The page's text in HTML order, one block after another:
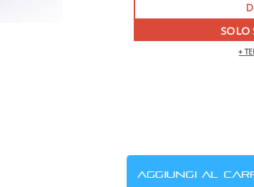
MONTATURA ARMONICA CON
SOLO
+